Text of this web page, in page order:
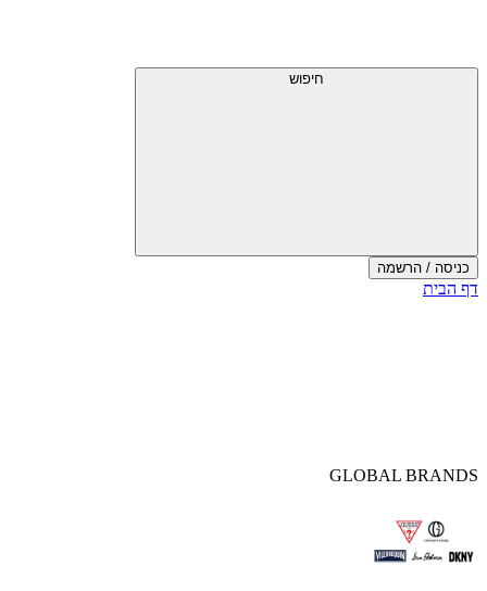
חיפוש
כניסה / הרשמה
דף הבית
GLOBAL BRANDS